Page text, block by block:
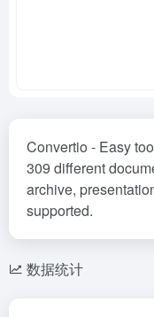
Convertio - Easy
309 different
archive,
supported.
数据统计